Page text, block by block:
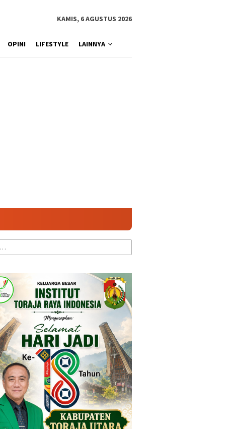
KAMIS, 6 AGUSTUS 2026
OPINI LIFESTYLE LAINNYA